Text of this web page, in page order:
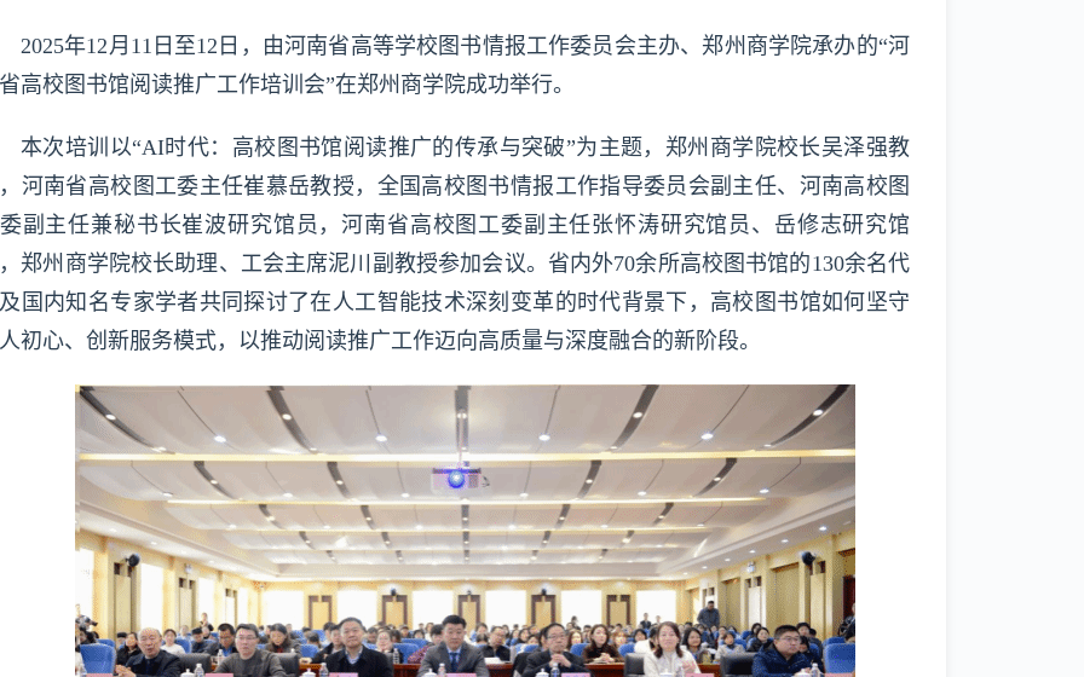
2025年12月11日至12日，由河南省高等学校图书情报工作委员会主办、郑州商学院承办的“河
高校图书馆阅读推广工作培训会”在郑州商学院成功举行。
本次培训以“AI时代：高校图书馆阅读推广的传承与突破”为主题，郑州商学院校长吴泽强教
河南省高校图工委主任崔慕岳教授，全国高校图书情报工作指导委员会副主任、河南高校图
副主任兼秘书长崔波研究馆员，河南省高校图工委副主任张怀涛研究馆员、岳修志研究馆
郑州商学院校长助理、工会主席泥川副教授参加会议。省内外70余所高校图书馆的130余名代
国内知名专家学者共同探讨了在人工智能技术深刻变革的时代背景下，高校图书馆如何坚守
初心、创新服务模式，以推动阅读推广工作迈向高质量与深度融合的新阶段。